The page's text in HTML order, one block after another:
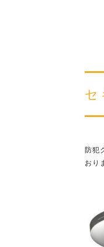
防犯
おり